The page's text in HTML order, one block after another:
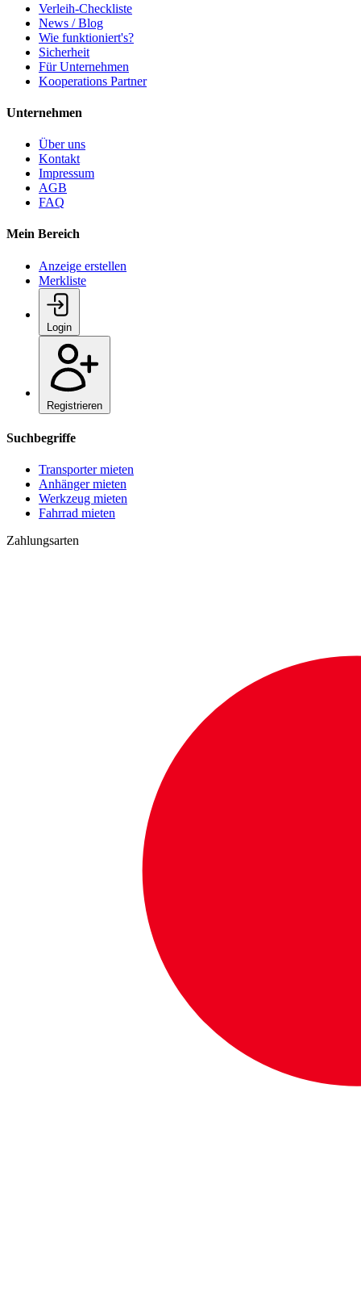
Verleih-Checkliste
News / Blog
Wie funktioniert's?
Sicherheit
Für Unternehmen
Kooperations Partner
Unternehmen
Über uns
Kontakt
Impressum
AGB
FAQ
Mein Bereich
Anzeige erstellen
Merkliste
Login
Registrieren
Suchbegriffe
Transporter mieten
Anhänger mieten
Werkzeug mieten
Fahrrad mieten
Zahlungsarten